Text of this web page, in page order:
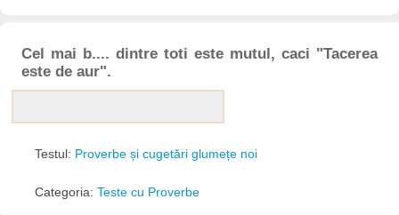
Cel mai b.... dintre toti este mutul, caci "Tacerea
este de aur".
Testul: Proverbe și cugetări glumețe noi
Categoria: Teste cu Proverbe